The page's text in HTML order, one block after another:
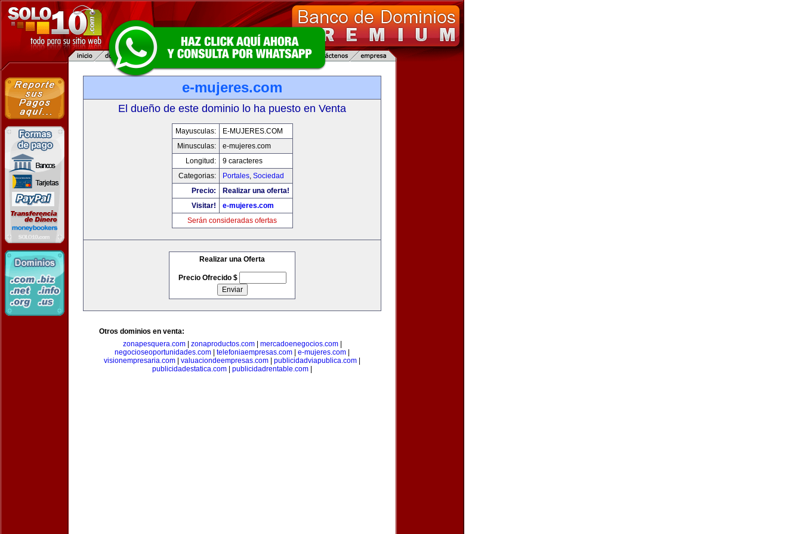
e-mujeres.com
El dueño de este dominio lo ha puesto en Venta
Mayusculas:
E-MUJERES.COM
Minusculas:
e-mujeres.com
Longitud:
9 caracteres
Categorias:
Portales, Sociedad
Precio:
Realizar una oferta!
Visitar!
e-mujeres.com
Serán consideradas ofertas
Realizar una Oferta
Precio Ofrecido $
Otros dominios en venta:
zonapesquera.com| zonaproductos.com| mercadoenegocios.com|
negocioseoportunidades.com
telefoniaempresas.com e-mujeres.com
visionempresaria.com
valuaciondeempresas.com publicidadviapublica.com
publicidadestatica.com
publicidadrentable.com